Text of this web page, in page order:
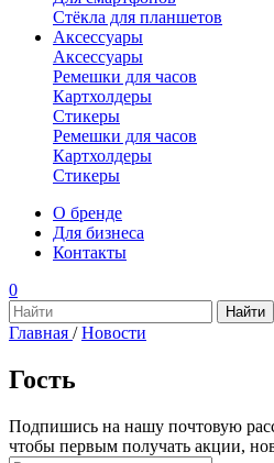
Стёкла для планшетов
Аксессуары
Аксессуары
Ремешки для часов
Картхолдеры
Стикеры
Ремешки для часов
Картхолдеры
Стикеры
О бренде
Для бизнеса
Контакты
0
Главная / Новости
Гость
Подпишись на нашу почтовую
чтобы первым получать акции,